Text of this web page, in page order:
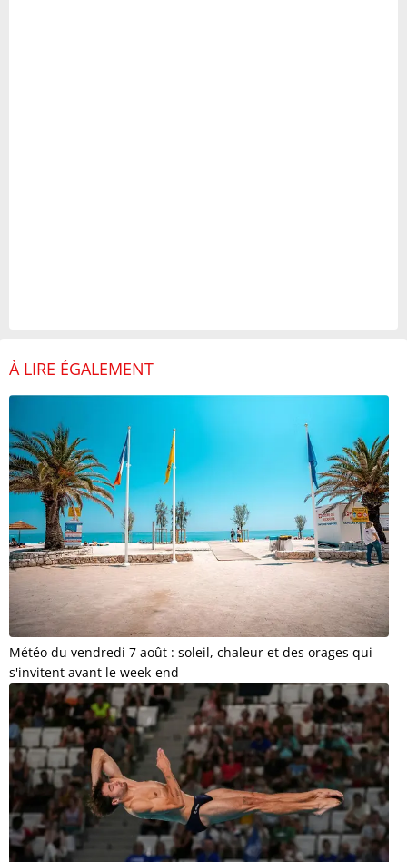
À LIRE ÉGALEMENT
Météo du vendredi 7 août : soleil, chaleur et des orages qui
s'invitent avant le week-end